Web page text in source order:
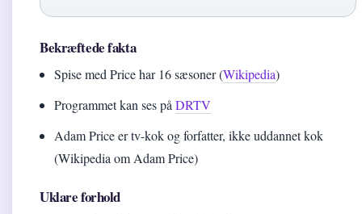
Bekræftede fakta
Spise med Price har 16 sæsoner (Wikipedia)
Programmet kan ses påDRTV
Adam Price er tv-kok og forfatter, ikke uddannet kok
(Wikipedia om Adam Price)
Uklare forhold